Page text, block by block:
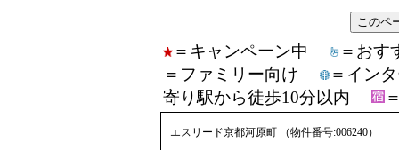
＝キャンペーン中
＝お
＝ファミリー向け
＝イン
寄り駅から徒歩10分以内
エスリード京都河原町 （物件番号:006240）